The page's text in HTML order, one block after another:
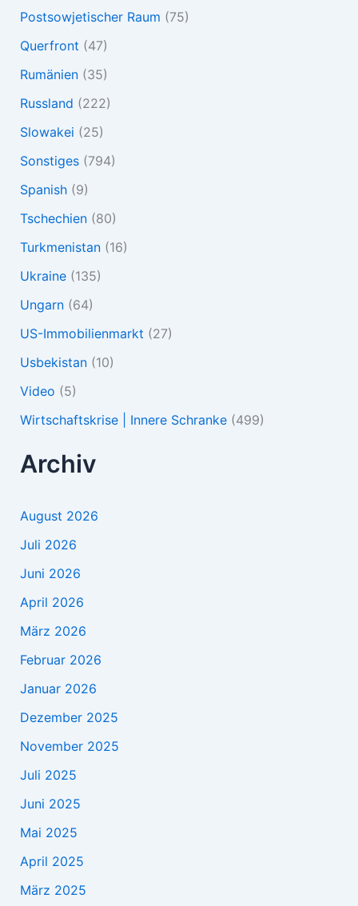
Postsowjetischer Raum (75)
Querfront (47)
Rumänien(35)
Russland (222)
Slowakei (25)
Sonstiges(794)
Spanish(9)
Tschechien(80)
Turkmenistan(16)
Ukraine(135)
Ungarn(64)
US-Immobilienmarkt (27)
Usbekistan(10)
Video (5)
Wirtschaftskrise | Innere Schranke(499)
Archiv
August 2026
Juli 2026
Juni 2026
April 2026
März 2026
Februar 2026
Januar 2026
Dezember 2025
November 2025
Juli 2025
Juni 2025
Mai 2025
April 2025
März 2025